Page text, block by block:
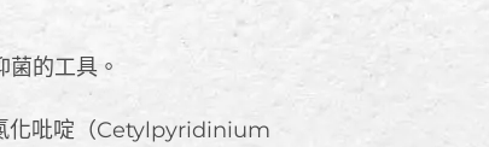
的工具。
化吡啶（Cetylpyridinium